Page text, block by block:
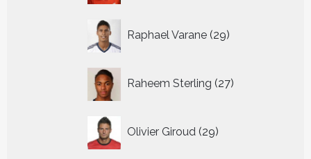
Raphael Varane 29
producten
Raheem Sterling 27
producten
Olivier Giroud 29
producten